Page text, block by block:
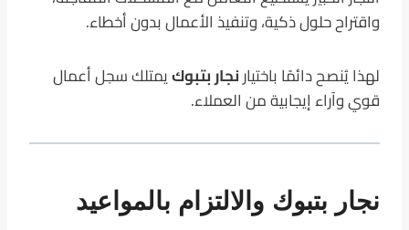
واقتراح حلول ذكية، وتنفيذ الأعمال بدون أخطاء.
لهذا يُنصح دائمًا باختيارنجار بتبوكيمتلك سجل أعمال
قوي وآراء إيجابية من العملاء.
نجار بتبوك والالتزام بالمواعيد